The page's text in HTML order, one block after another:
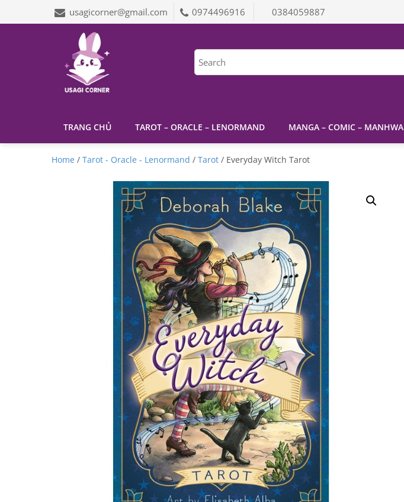
usagicorner@gmail.com 0974496916 0384059887
TRANG CHỦ TAROT – ORACLE – LENORMAND MANGA – COMIC – MANHWA
Home / Tarot - Oracle - Lenormand / Tarot / Everyday Witch Tarot